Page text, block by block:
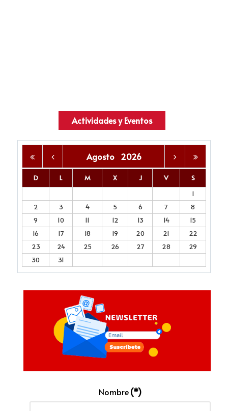
Actividades y Eventos
Agosto 2026
D L M X J V
S
1
2
3 4 5 6 7
8
9
10 11 12 13 14
15
16
17 18 19 20 21
22
23
24 25 26 27 28
29
30
31
Nombre(*)